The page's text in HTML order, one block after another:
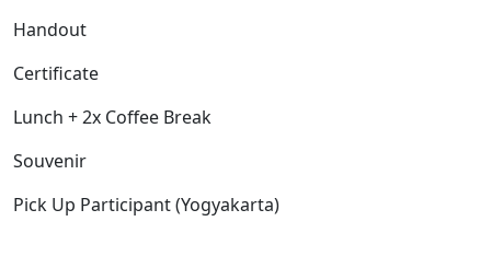
Handout
Certificate
Lunch + 2x Coffee Break
Souvenir
Pick Up Participant (Yogyakarta)